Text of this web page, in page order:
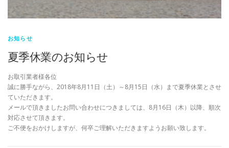
お知らせ
夏季休業のお知らせ
お取引業者様各位
誠に勝手ながら、2018年8月11日（土）～8月15日（水）まで夏季休業とさせ
ていただきます。
メールで頂きましたお問い合わせにつきましては、8月16日（木）以降、順次
対応させて頂きます。
ご不便をおかけしますが、何卒ご理解いただきますようお願い致します。